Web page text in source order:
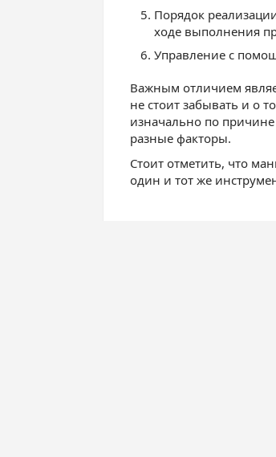
Порядок
ходе выполнения
Управление с
Важным отличием
не стоит забывать и о
изначально по
разные факторы.
Стоит отметить, что
один и тот же